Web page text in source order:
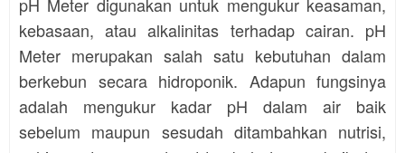
kebasaan, atau alkalinitas terhadap cairan. pH
Meter merupakan salah satu kebutuhan dalam
berkebun secara hidroponik. Adapun fungsinya
adalah mengukur kadar pH dalam air baik
sebelum maupun sesudah ditambahkan nutrisi,